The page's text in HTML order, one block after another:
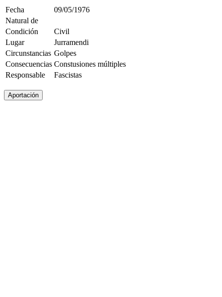
Fecha
09/05/1976
Natural de
Condición
Civil
Lugar
Jurramendi
Circunstancias Golpes
Consecuencias Constusiones múltiples
Responsable
Fascistas